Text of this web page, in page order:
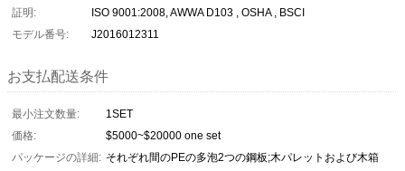
証明:
ISO 9001:2008, AWWA D103 , OSHA , BSCI
モデル番号:
J2016012311
お支払配送条件
最小注文数量:
1SET
価格:
$5000~$20000 one set
パッケージの詳細: それぞれ間のPEの多泡2つの鋼板;木パレットおよび木箱